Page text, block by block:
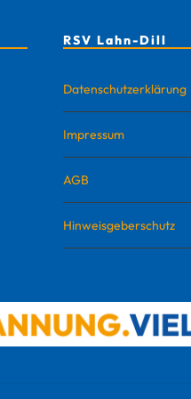
RSV Lahn-Dill
Datenschutzerklärung
Impressum
AGB
Hinweisgeberschutz